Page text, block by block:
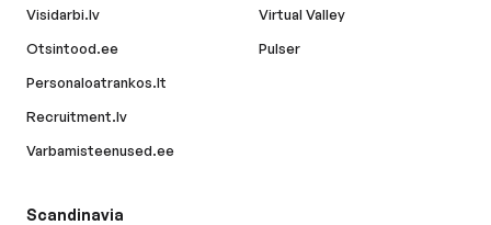
Visidarbi.lv
Otsintood.ee
Personaloatrankos.lt
Recruitment.lv
Varbamisteenused.ee
Virtual Valley
Pulser
Scandinavia